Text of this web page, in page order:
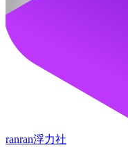
ranran浮力社